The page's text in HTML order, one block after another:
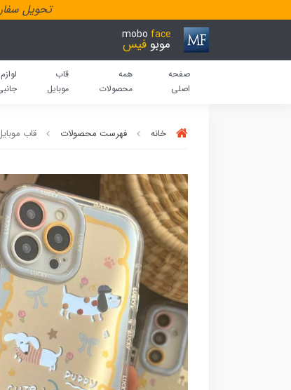
تحویل
mobo face
موبو فیس
صفحه
اصلی
همه
محصولات
قاب
موبایل
لوازم
خانه فهرست محصولات قاب